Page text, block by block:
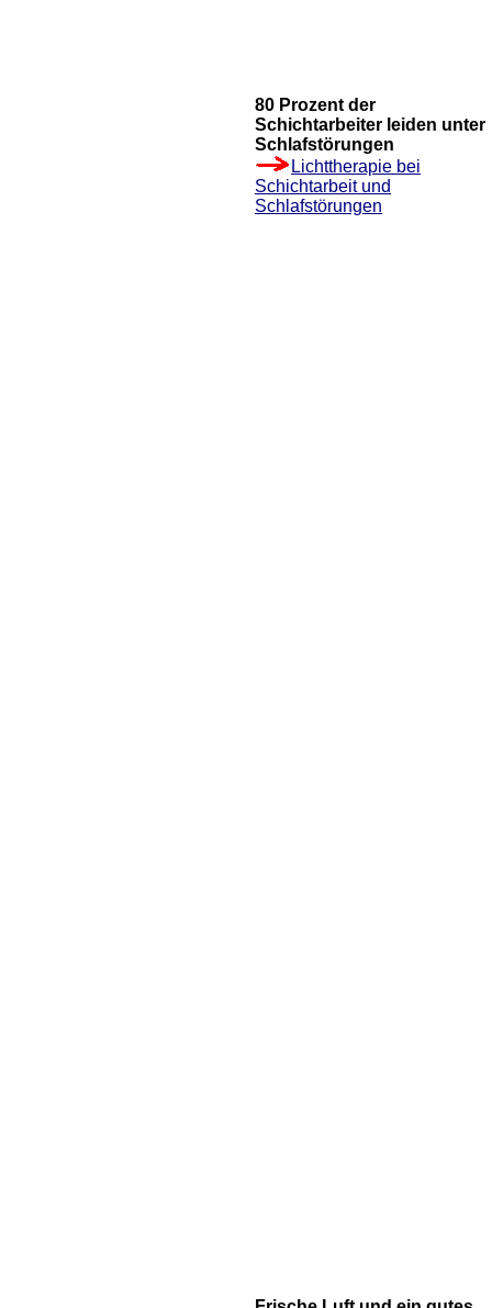
80 Prozent der
Schichtarbeiter leiden unter
Schlafstörungen
Lichttherapie bei
Schichtarbeit und
Schlafstörungen